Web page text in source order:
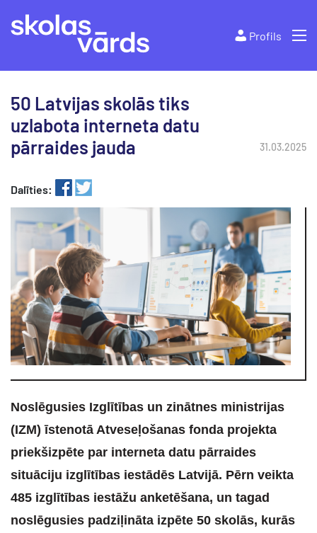
Profils
50 Latvijas skolās tiks
uzlabota interneta datu
pārraides jauda
31.03.2025
Dalīties:
Noslēgusies Izglītības un zinātnes ministrijas
(IZM) īstenotā Atveseļošanas fonda projekta
priekšizpēte par interneta datu pārraides
situāciju izglītības iestādēs Latvijā. Pērn veikta
485 izglītības iestāžu anketēšana, un tagad
noslēgusies padziļināta izpēte 50 skolās, kurās